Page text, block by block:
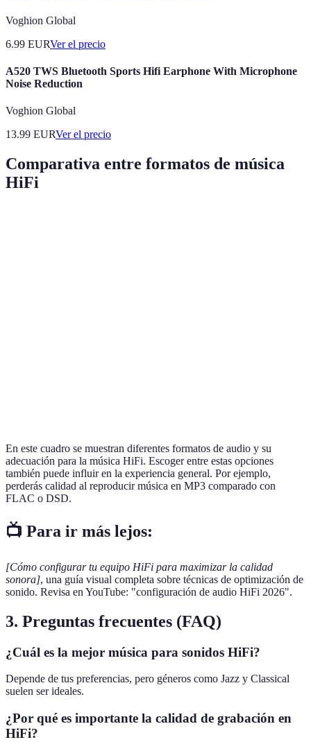
Voghion Global
6.99 EURVer el precio
A520 TWS Bluetooth Sports Hifi Earphone With Microphone
Noise Reduction
Voghion Global
13.99 EURVer el precio
Comparativa entre formatos de música
HiFi
En este cuadro se muestran diferentes formatos de audio y su
adecuación para la música HiFi. Escoger entre estas opciones
también puede influir en la experiencia general. Por ejemplo,
perderás calidad al reproducir música en MP3 comparado con
FLAC o DSD.
📺 Para ir más lejos:
[Cómo configurar tu equipo HiFi para maximizar la calidad
sonora], una guía visual completa sobre técnicas de optimización de
sonido. Revisa en YouTube: "configuración de audio HiFi 2026".
3. Preguntas frecuentes (FAQ)
¿Cuál es la mejor música para sonidos HiFi?
Depende de tus preferencias, pero géneros como Jazz y Classical
suelen ser ideales.
¿Por qué es importante la calidad de grabación en
HiFi?